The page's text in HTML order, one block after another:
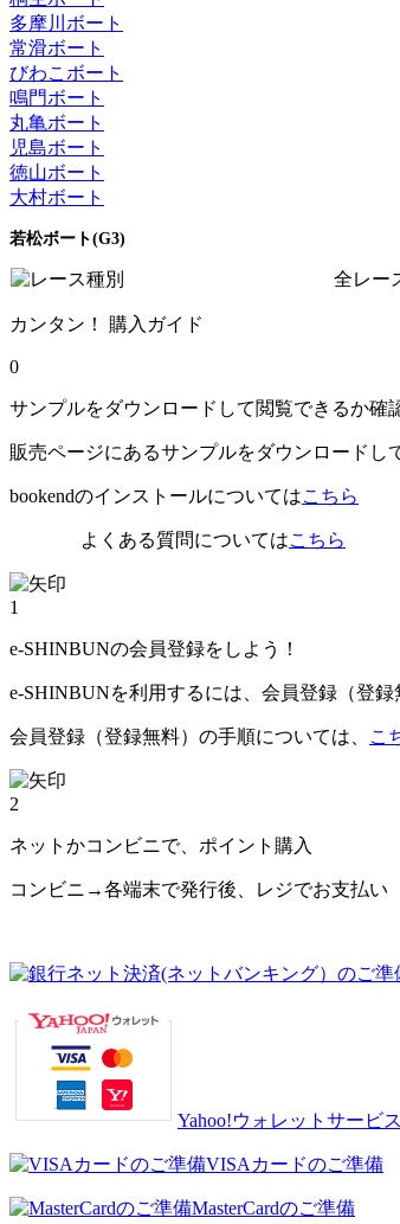
多摩川ボート
常滑ボート
びわこボート
鳴門ボート
丸亀ボート
児島ボート
徳山ボート
大村ボート
若松ボート(G3)
全レー
カンタン！ 購入ガイド
0
サンプルをダウンロードして閲覧できるか確
販売ページにあるサンプルをダウンロードし
bookendのインストールについてはこちら
よくある質問についてはこちら
1
e-SHINBUNの会員登録をしよう！
e-SHINBUNを利用するには、会員登録（登録
会員登録（登録無料）の手順については、 こ
2
ネットかコンビニで、ポイント購入
コンビニ→各端末で発行後、レジでお支払
Yahoo!ウォレットサービ
VISAカードのご準備
MasterCardのご準備